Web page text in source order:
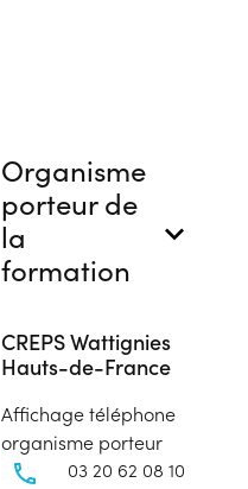
Organisme
porteur de
la
formation
CREPS Wattignies
Hauts-de-France
Affichage téléphone
organisme porteur
03 20 62 08 10